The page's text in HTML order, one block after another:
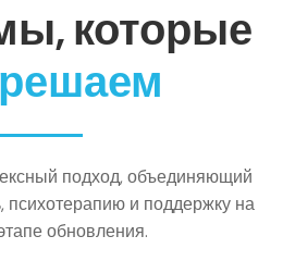
которые
подход, объединяющий
и поддержку на
обновления.